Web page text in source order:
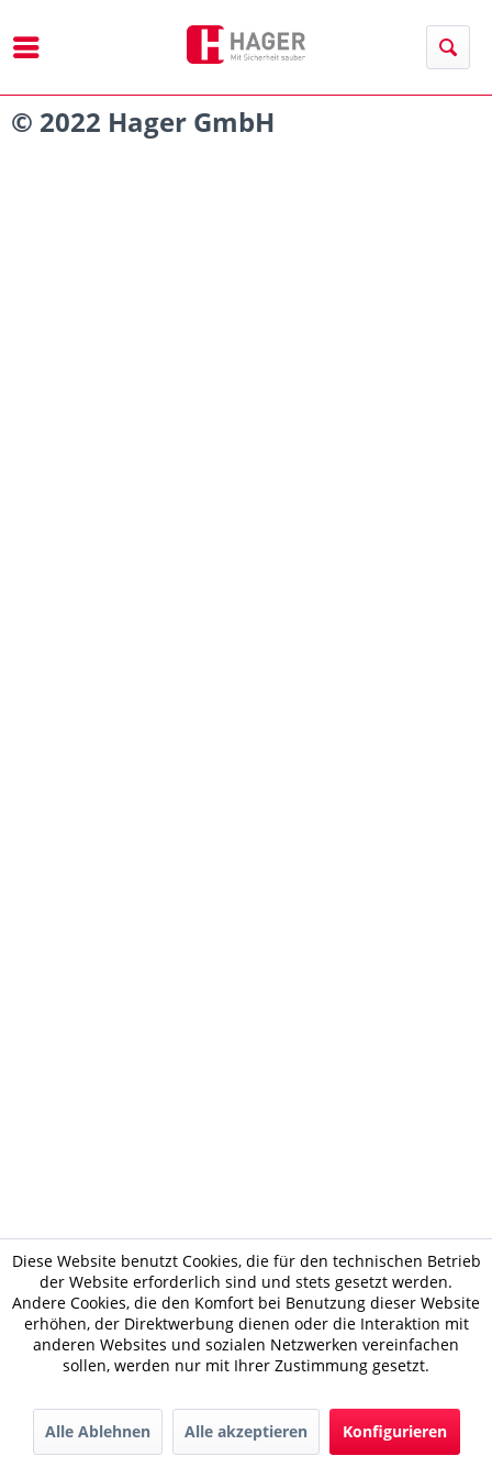
© 2022 Hager GmbH
Diese Website benutzt Cookies, die für den technischen Betrieb
der Website erforderlich sind und stets gesetzt werden.
Andere Cookies, die den Komfort bei Benutzung dieser Website
erhöhen, der Direktwerbung dienen oder die Interaktion mit
anderen Websites und sozialen Netzwerken vereinfachen
sollen, werden nur mit Ihrer Zustimmung gesetzt.
Alle Ablehnen Alle akzeptieren Konfigurieren